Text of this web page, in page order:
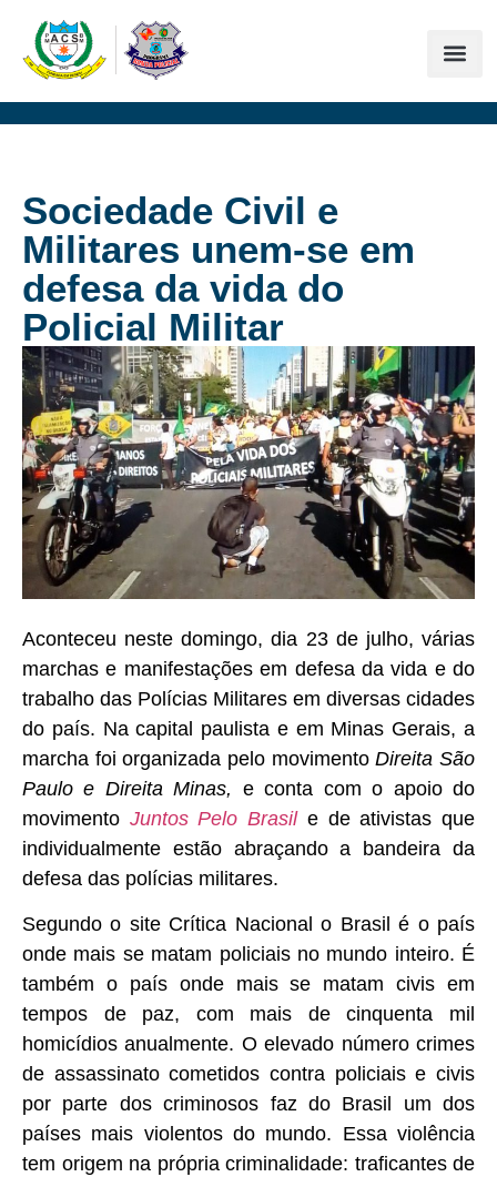
Sociedade Civil e
Militares unem-se em
defesa da vida do
Policial Militar
Aconteceu neste domingo, dia 23 de julho, várias
marchas e manifestações em defesa da vida e do
trabalho das Polícias Militares em diversas cidades
do país. Na capital paulista e em Minas Gerais, a
marcha foi organizada pelo movimentoDireita São
Paulo e Direita Minas, e conta com o apoio do
movimento Juntos Pelo Brasile de ativistas que
individualmente estão abraçando a bandeira da
defesa das polícias militares.
Segundo o site Crítica Nacional o Brasil é o país
onde mais se matam policiais no mundo inteiro. É
também o país onde mais se matam civis em
tempos de paz, com mais de cinquenta mil
homicídios anualmente. O elevado número crimes
de assassinato cometidos contra policiais e civis
por parte dos criminosos faz do Brasil um dos
países mais violentos do mundo. Essa violência
tem origem na própria criminalidade: traficantes de